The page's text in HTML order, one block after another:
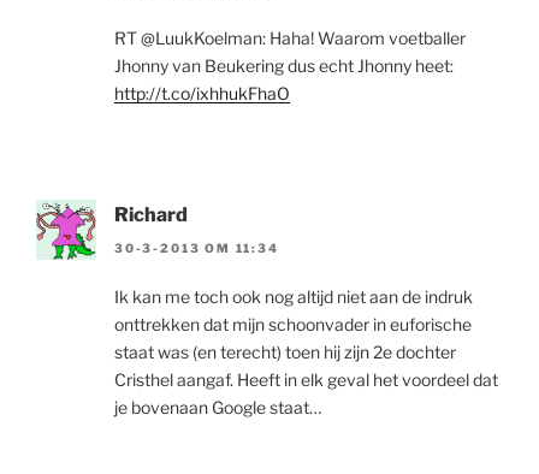
RT @LuukKoelman: Haha! Waarom voetballer
Jhonny van Beukering dus echt Jhonny heet:
http://t.co/ixhhukFhaO
Richard
30-3-2013 OM 11:34
Ik kan me toch ook nog altijd niet aan de indruk
onttrekken dat mijn schoonvader in euforische
staat was (en terecht) toen hij zijn 2e dochter
Cristhel aangaf. Heeft in elk geval het voordeel dat
je bovenaan Google staat…